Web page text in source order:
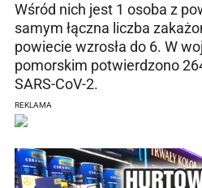
Wśród nich jest 1 osoba z
samym łączna liczba
powiecie wzrosła do 6. W
pomorskim potwierdzono
SARS-CoV-2.
REKLAMA